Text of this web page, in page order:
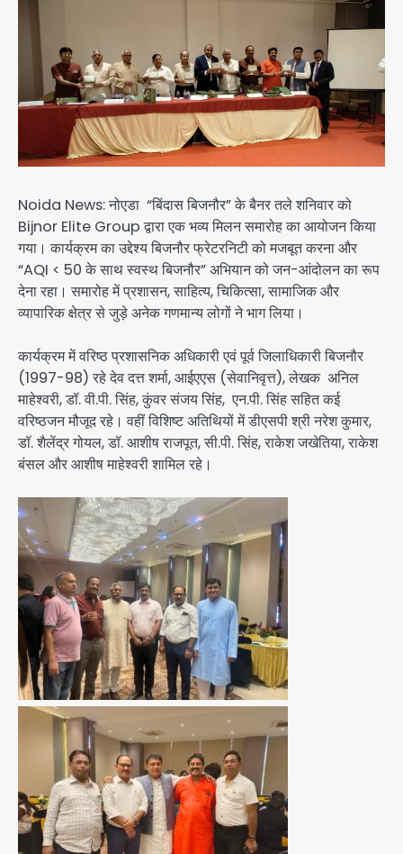
Noida News: नोएडा “बिंदास बिजनौर” के बैनर तले शनिवार को
Bijnor Elite Group द्वारा एक भव्य मिलन समारोह का आयोजन किया
गया। कार्यक्रम का उद्देश्य बिजनौर फ्रेटरनिटी को मजबूत करना और
“AQI < 50 के साथ स्वस्थ बिजनौर” अभियान को जन-आंदोलन का रूप
देना रहा। समारोह में प्रशासन, साहित्य, चिकित्सा, सामाजिक और
व्यापारिक क्षेत्र से जुड़े अनेक गणमान्य लोगों ने भाग लिया।
कार्यक्रम में वरिष्ठ प्रशासनिक अधिकारी एवं पूर्व जिलाधिकारी बिजनौर
(1997-98) रहे देव दत्त शर्मा, आईएएस (सेवानिवृत्त), लेखक अनिल
माहेश्वरी, डॉ. वी.पी. सिंह, कुंवर संजय सिंह, एन.पी. सिंह सहित कई
वरिष्ठजन मौजूद रहे। वहीं विशिष्ट अतिथियों में डीएसपी श्री नरेश कुमार,
डॉ. शैलेंद्र गोयल, डॉ. आशीष राजपूत, सी.पी. सिंह, राकेश जखेतिया, राकेश
बंसल और आशीष माहेश्वरी शामिल रहे।